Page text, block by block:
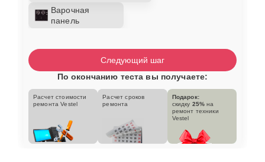
Варочная
панель
Следующий шаг
По окончанию теста вы получаете:
Расчет стоимости
ремонта Vestel
Расчет сроков
ремонта
Подарок:
скидку 25% на
ремонт техники
Vestel